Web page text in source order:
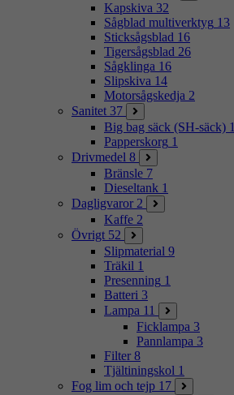
Kapskiva 32
Sågblad multiverktyg 13
Sticksågsblad 16
Tigersågsblad 26
Sågklinga 16
Slipskiva 14
Motorsågskedja 2
Sanitet 37
Big bag säck (SH-säck) 1
Papperskorg 1
Drivmedel 8
Bränsle 7
Dieseltank 1
Dagligvaror 2
Kaffe 2
Övrigt 52
Slipmaterial 9
Träkil 1
Presenning 1
Batteri 3
Lampa 11
Ficklampa 3
Pannlampa 3
Filter 8
Tjältiningskol 1
Fog lim och tejp 17